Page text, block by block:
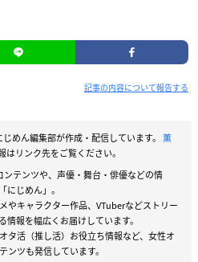
記事の内容について報告する
じめん編集部が作成・配信しています。 薫
はリンク先をご覧ください。
テンツや、声優・舞台・俳優などの情
にじめん」。
やキャラクター作品、VTuberなどストリー
報を幅広くお届けしています。
タ活（推し活）お役立ち情報など、女性オ
ンツも発信しています。